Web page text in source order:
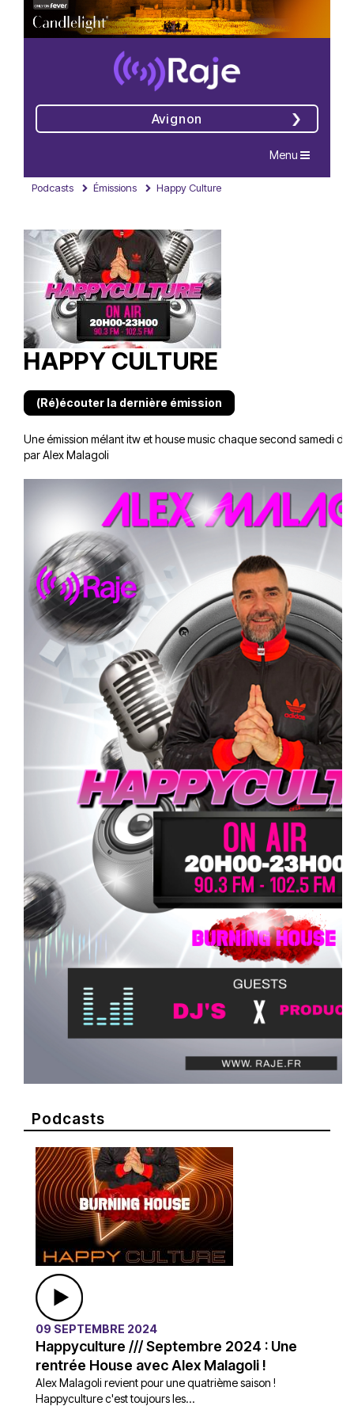
Avignon
Navigation
Menu
Podcasts Émissions Happy Culture
HAPPY CULTURE
(Ré)écouter la dernière émission
Une émission mélant itw et house music chaque second samedi
par Alex Malagoli
Podcasts
09 SEPTEMBRE 2024
Happyculture /// Septembre 2024 : Une
rentrée House avec Alex Malagoli !
Alex Malagoli revient pour une quatrième saison !
Happyculture c'est toujours les...